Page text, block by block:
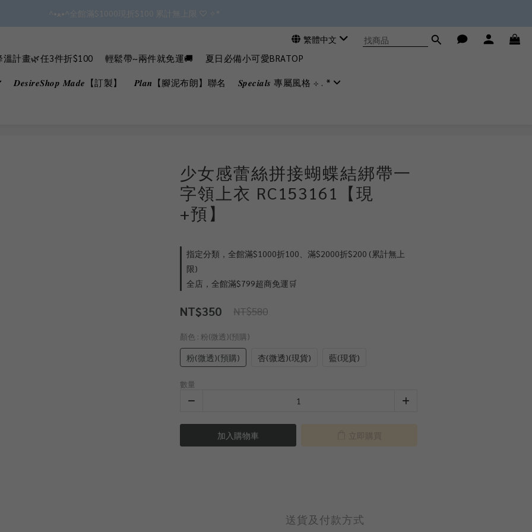
✿॰ॱ*｡ﾟ 全館滿$799即免運ॱ*｡ﾟ✿
^•ﻌ•^全館滿$1000現折$100 累計無上限 ♡ ✧*
✿॰ॱ*｡ﾟ 全館滿$799即免運ॱ*｡ﾟ✿
繁體中文
溫計畫🌿任3件折$100 輕鬆帶~兩件就免運🚚 夏日必備小可愛BRATOP
𝑫𝒆𝒔𝒊𝒓𝒆𝑺𝒉𝒐𝒑 𝑴𝒂𝒅𝒆【訂製】 𝑷𝒍𝒂𝒏【腳泥布朗】聯名 𝑺𝒑𝒆𝒄𝒊𝒂𝒍𝒔 專屬風格 ⊹ . *
少女感蕾絲拼接蝴蝶結綁帶一
字領上衣 RC153161【現
+預】
指定分類，全館滿$1000折100、滿$2000折$200 (累計無上
限)
全店，全館滿$799超商免運🛒
NT$350 NT$580
顏色 : 粉(微透)(預購)
粉(微透)(預購) 杏(微透)(現貨) 藍(現貨)
數量
加入購物車 立即購買
送貨及付款方式